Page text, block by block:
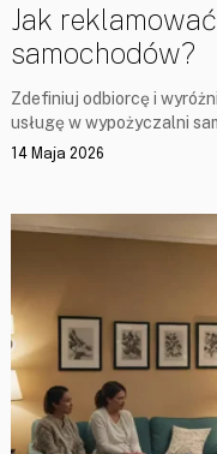
Jak
samochodów?
Zdefiniuj odbiorcę i
usługę w wypożyczalni
14 Maja 2026